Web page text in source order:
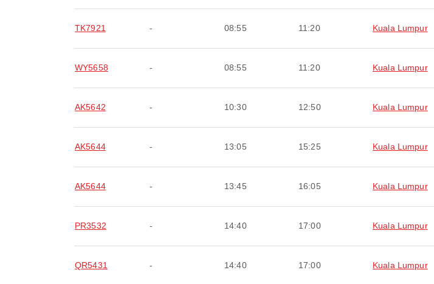
TK7921 - 08:55 11:20 Kuala Lumpur
WY5658 - 08:55 11:20 Kuala Lumpur
AK5642 - 10:30 12:50 Kuala Lumpur
AK5644 - 13:05 15:25 Kuala Lumpur
AK5644 - 13:45 16:05 Kuala Lumpur
PR3532 - 14:40 17:00 Kuala Lumpur
QR5431 - 14:40 17:00 Kuala Lumpur